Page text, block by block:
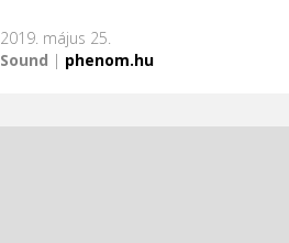
2019. május 25.
Sound | phenom.hu